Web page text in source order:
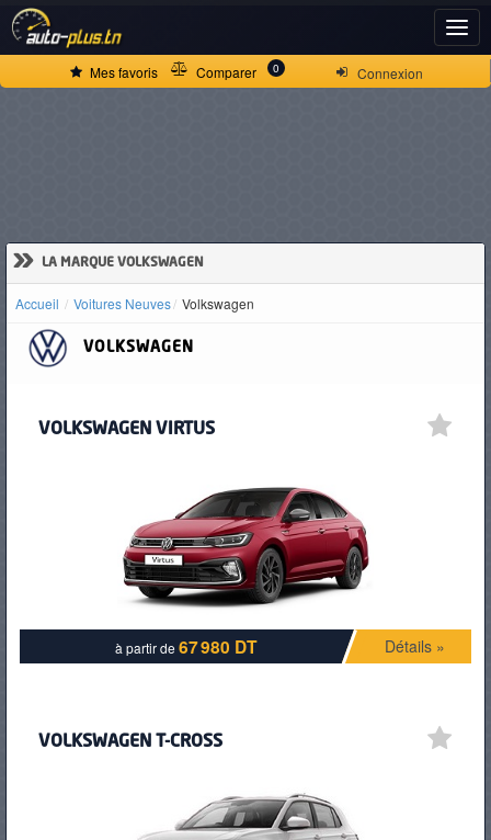
Connexion
Mes favoris Comparer 0
» LA MARQUE VOLKSWAGEN
Accueil Voitures Neuves Volkswagen
VOLKSWAGEN
VOLKSWAGEN VIRTUS
à partir de67 980 DT Détails »
VOLKSWAGEN T-CROSS
ACCUEIL
D'OCCASION